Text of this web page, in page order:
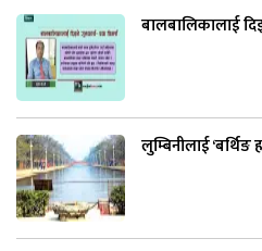
बालबालिकालाई
लुम्बिनीलाई